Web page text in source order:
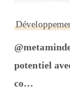
potentiel
co…